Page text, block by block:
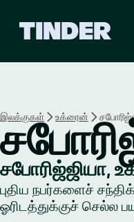
இலக்குகள் உக்ரைன்
சபோரிஜ்ஜியா,
புதிய நபர்களைச்
ஓரிடத்துக்குச் செல்ல